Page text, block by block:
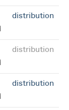
distribution
distribution
distribution